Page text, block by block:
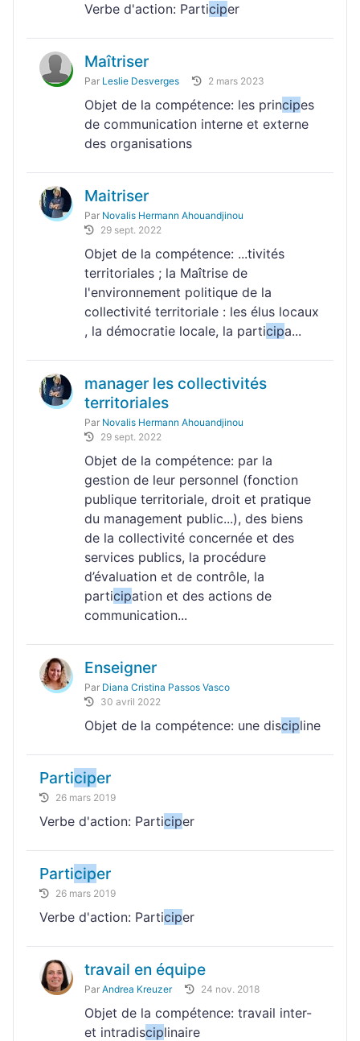
Verbe d'action: Participer
Maîtriser
Par Leslie Desverges 2 mars 2023
Objet de la compétence: les principes
de communication interne et externe
des organisations
Maitriser
Par Novalis Hermann Ahouandjinou
29 sept. 2022
Objet de la compétence: ...tivités
territoriales ; la Maîtrise de
l'environnement politique de la
collectivité territoriale : les élus locaux
, la démocratie locale, la participa...
manager les collectivités
territoriales
Par Novalis Hermann Ahouandjinou
29 sept. 2022
Objet de la compétence: par la
gestion de leur personnel (fonction
publique territoriale, droit et pratique
du management public...), des biens
de la collectivité concernée et des
services publics, la procédure
d’évaluation et de contrôle, la
participation et des actions de
communication...
Enseigner
Par Diana Cristina Passos Vasco
30 avril 2022
Objet de la compétence: une discipline
Participer
26 mars 2019
Verbe d'action: Participer
Participer
26 mars 2019
Verbe d'action: Participer
travail en équipe
Par Andrea Kreuzer 24 nov. 2018
Objet de la compétence: travail inter-
et intradisciplinaire